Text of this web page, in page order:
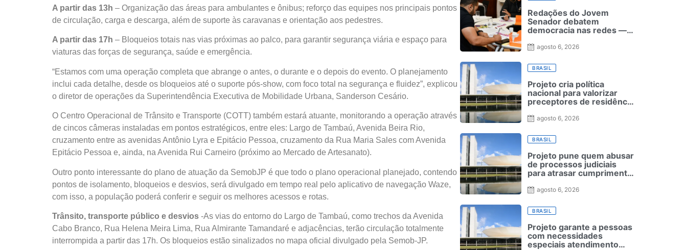
A partir das 13h – Organização das áreas para ambulantes e ônibus; reforço das equipes nos principais pontos
de circulação, carga e descarga, além de suporte às caravanas e orientação aos pedestres.
A partir das 17h – Bloqueios totais nas vias próximas ao palco, para garantir segurança viária e espaço para
viaturas das forças de segurança, saúde e emergência.
“Estamos com uma operação completa que abrange o antes, o durante e o depois do evento. O planejamento
inclui cada detalhe, desde os bloqueios até o suporte pós-show, com foco total na segurança e fluidez”, explicou
o diretor de operações da Superintendência Executiva de Mobilidade Urbana, Sanderson Cesário.
O Centro Operacional de Trânsito e Transporte (COTT) também estará atuante, monitorando a operação através
de cincos câmeras instaladas em pontos estratégicos, entre eles: Largo de Tambaú, Avenida Beira Rio,
cruzamento entre as avenidas Antônio Lyra e Epitácio Pessoa, cruzamento da Rua Maria Sales com Avenida
Epitácio Pessoa e, ainda, na Avenida Rui Carneiro (próximo ao Mercado de Artesanato).
Outro ponto interessante do plano de atuação da SemobJP é que todo o plano operacional planejado, contendo
pontos de isolamento, bloqueios e desvios, será divulgado em tempo real pelo aplicativo de navegação Waze,
com isso, a população poderá conferir e seguir os melhores acessos e rotas.
Trânsito, transporte público e desvios -As vias do entorno do Largo de Tambaú, como trechos da Avenida
Cabo Branco, Rua Helena Meira Lima, Rua Almirante Tamandaré e adjacências, terão circulação totalmente
interrompida a partir das 17h. Os bloqueios estão sinalizados no mapa oficial divulgado pela Semob-JP.
Redações do Jovem
Senador debatem
democracia nas redes —
agosto 6, 2026
BRASIL
Projeto cria política
nacional para valorizar
preceptores de residência
agosto 6, 2026
BRASIL
Projeto pune quem abusar
de processos judiciais
para atrasar cumprimento
agosto 6, 2026
BRASIL
Projeto garante a pessoas
com necessidades
especiais atendimento